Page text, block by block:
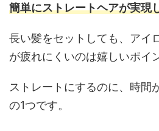
簡単にストレートヘアが実現
長い髪をセットしても、アイ
が疲れにくいのは嬉しいポイ
ストレートにするのに、時間
の1つです。